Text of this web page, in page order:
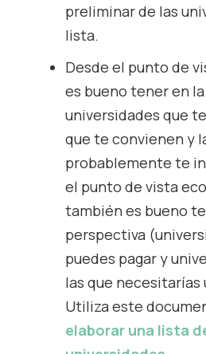
preliminar de las
lista.
Desde el punto de
es bueno tener en
universidades que
que te convienen y
probablemente te
el punto de vista
también es bueno
perspectiva
puedes pagar y
las que necesitarías
Utiliza este
elaborar una lista